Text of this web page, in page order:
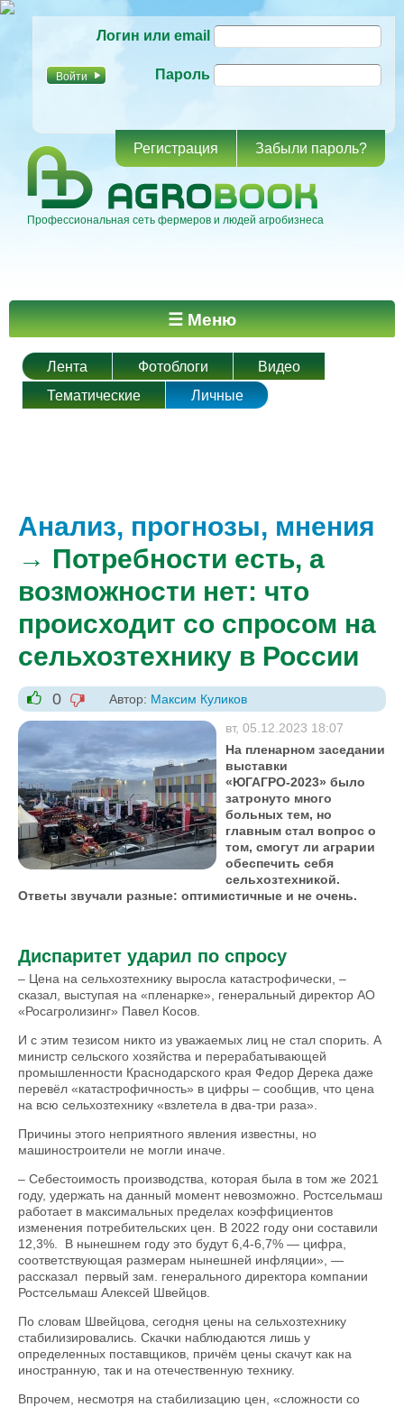
основному
Логин или email
Пароль
Регистрация Забыли пароль?
Профессиональная сеть фермеров и людей агробизнеса
Главное меню ☰ Меню
Лента Фотоблоги
Видео
Тематические
Личные
Анализ, прогнозы, мнения
→ Потребности есть, а
возможности нет: что
происходит со спросом на
сельхозтехнику в России
+1
0
-1
Автор: Максим Куликов
вт, 05.12.2023 18:07
На пленарном заседании
выставки
«ЮГАГРО-2023» было
затронуто много
больных тем, но
главным стал вопрос о
том, смогут ли аграрии
обеспечить себя
сельхозтехникой.
Ответы звучали разные: оптимистичные и не очень.
Диспаритет ударил по спросу
– Цена на сельхозтехнику выросла катастрофически, –
сказал, выступая на «пленарке», генеральный директор АО
«Росагролизинг» Павел Косов.
И с этим тезисом никто из уважаемых лиц не стал спорить. А
министр сельского хозяйства и перерабатывающей
промышленности Краснодарского края Федор Дерека даже
перевёл «катастрофичность» в цифры – сообщив, что цена
на всю сельхозтехнику «взлетела в два-три раза».
Причины этого неприятного явления известны, но
машиностроители не могли иначе.
– Себестоимость производства, которая была в том же 2021
году, удержать на данный момент невозможно. Ростсельмаш
работает в максимальных пределах коэффициентов
изменения потребительских цен. В 2022 году они составили
12,3%. В нынешнем году это будут 6,4-6,7% — цифра,
соответствующая размерам нынешней инфляции», —
рассказал первый зам. генерального директора компании
Ростсельмаш Алексей Швейцов.
По словам Швейцова, сегодня цены на сельхозтехнику
стабилизировались. Скачки наблюдаются лишь у
определенных поставщиков, причём цены скачут как на
иностранную, так и на отечественную технику.
Впрочем, несмотря на стабилизацию цен, «сложности со